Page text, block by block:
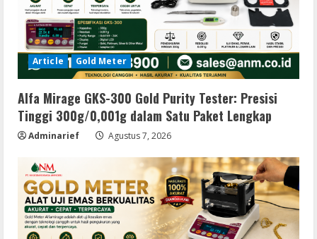
Article Gold Meter
Alfa Mirage GKS-300 Gold Purity Tester: Presisi
Tinggi 300g/0,001g dalam Satu Paket Lengkap
Adminarief Agustus 7, 2026